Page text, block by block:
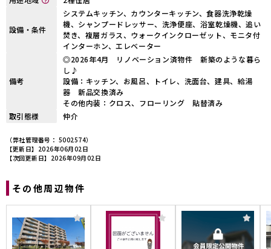
設備・条件
システムキッチン、カウンターキッチン、食器洗浄乾燥
機、シャンプードレッサー、洗浄便座、浴室乾燥機、追い
焚き、複層ガラス、ウォークインクローゼット、モニタ付
インターホン、エレベーター
備考
◎2026年4月 リノベーション済物件 新築のような暮ら
し♪
設備：キッチン、お風呂、トイレ、洗面台、建具、給湯
器 新品交換済み
その他内装：クロス、フローリング 貼替済み
取引態様
仲介
（弊社管理番号： 5002574）
【更新日】2026年06月02日
【次回更新日】2026年09月02日
その他周辺物件